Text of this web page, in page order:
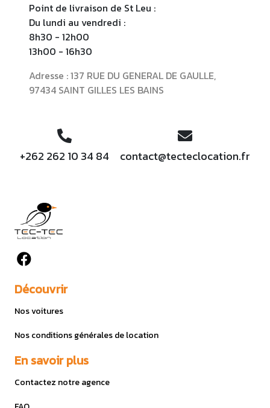
Point de livraison de St Leu :
Du lundi au vendredi :
8h30 - 12h00
13h00 - 16h30
Adresse : 137 RUE DU GENERAL DE GAULLE,
97434 SAINT GILLES LES BAINS
+262 262 10 34 84 contact@tecteclocation.fr
Découvrir
Nos voitures
Nos conditions générales de location
En savoir plus
Contactez notre agence